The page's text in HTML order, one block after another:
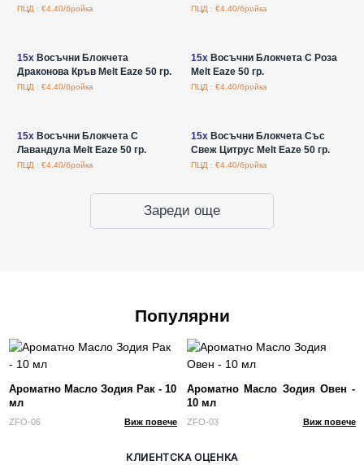
ПЦД : €4.40/бройка ПЦД : €4.40/бройка
15xВосъчни Блокчета
Драконова Кръв Melt Eaze 50 гр.
ПЦД : €4.40/бройка
15xВосъчни Блокчета С Роза
Melt Eaze 50 гр.
ПЦД : €4.40/бройка
15xВосъчни Блокчета С
Лавандула Melt Eaze 50 гр.
ПЦД : €4.40/бройка
15xВосъчни Блокчета Със
Свеж Цитрус Melt Eaze 50 гр.
ПЦД : €4.40/бройка
Зареди още
Популярни
Ароматно Масло Зодия Рак - 10
мл
ZFO-06 Виж повече
Ароматно Масло Зодия Овен -
10 мл
ZFO-03 Виж повече
КЛИЕНТСКА ОЦЕНКА